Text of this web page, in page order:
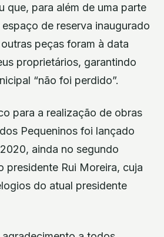
que, para além de uma parte
de reserva inaugurado
peças foram à data
proprietários, garantindo
“não foi perdido”.
para a realização de obras
Pequeninos foi lançado
ainda no segundo
presidente Rui Moreira, cuja
do atual presidente